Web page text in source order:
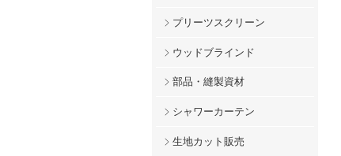
プリーツスクリーン
ウッドブラインド
部品・縫製資材
シャワーカーテン
生地カット販売